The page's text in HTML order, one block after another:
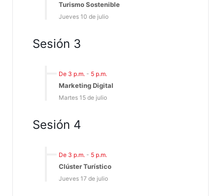
Turismo Sostenible
Jueves 10 de julio
Sesión 3
De 3 p.m. - 5 p.m.
Marketing Digital
Martes 15 de julio
Sesión 4
De 3 p.m. - 5 p.m.
Clúster Turístico
Jueves 17 de julio